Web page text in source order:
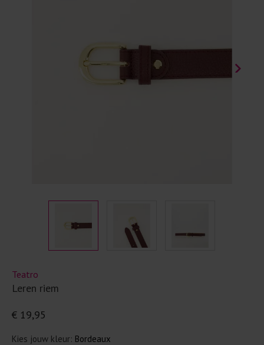
Teatro
Leren riem
€ 19,95
Kies jouw kleur: Bordeaux